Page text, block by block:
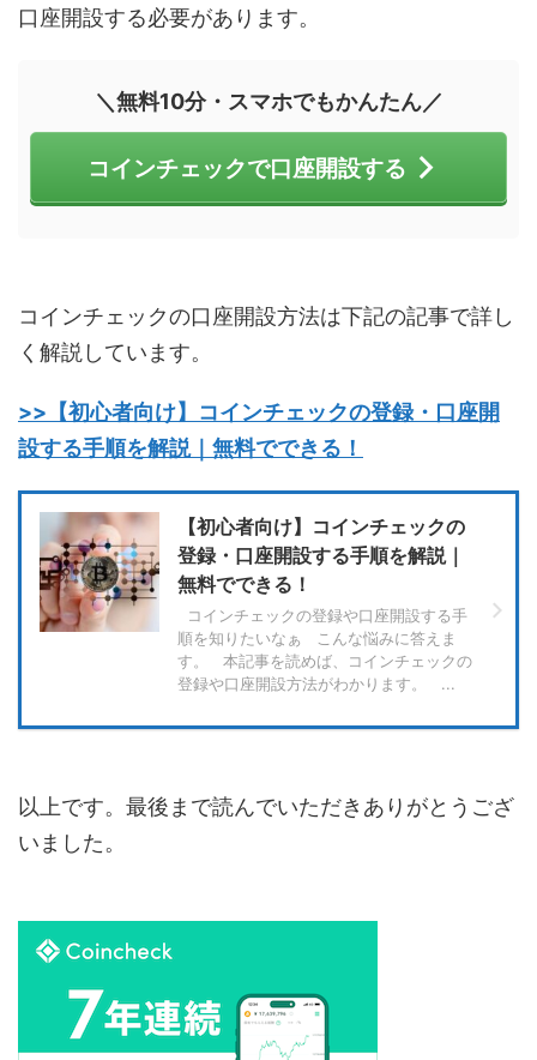
口座開設する必要があります。
＼無料10分・スマホでもかんたん／
コインチェックで口座開設する
コインチェックの口座開設方法は下記の記事で詳し
く解説しています。
>>【初心者向け】コインチェックの登録・口座開
設する手順を解説｜無料でできる！
【初心者向け】コインチェックの
登録・口座開設する手順を解説｜
無料でできる！
コインチェックの登録や口座開設する手
順を知りたいなぁ こんな悩みに答えま
す。 本記事を読めば、コインチェックの
登録や口座開設方法がわかります。 ...
以上です。最後まで読んでいただきありがとうござ
いました。